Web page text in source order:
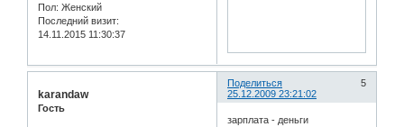
Пол: Женский
Последний визит:
14.11.2015 11:30:37
Поделиться
5
25.12.2009 23:21:02
karandaw
Гость
зарплата - деньги